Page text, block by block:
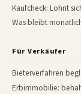
Kaufcheck: Lohnt
Was bleibt
Für Verkäufer
Bieterverfahren
Erbimmobilie: